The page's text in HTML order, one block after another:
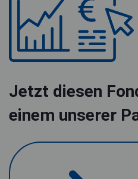
Jetzt diesen
einem unserer